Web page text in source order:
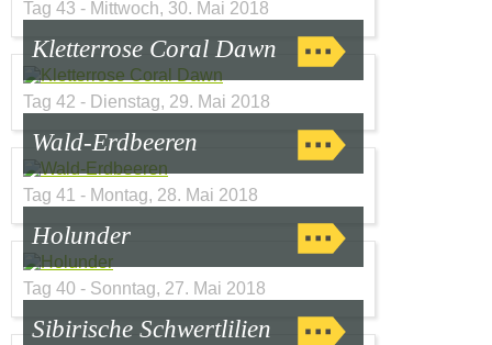
Tag 43 - Mittwoch, 30. Mai 2018
Kletterrose Coral Dawn
Tag 42 - Dienstag, 29. Mai 2018
Wald-Erdbeeren
Tag 41 - Montag, 28. Mai 2018
Holunder
Tag 40 - Sonntag, 27. Mai 2018
Sibirische Schwertlilien